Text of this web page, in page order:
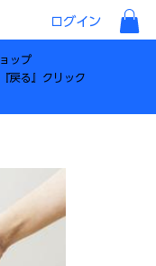
ログイン
ップ
戻る』クリック